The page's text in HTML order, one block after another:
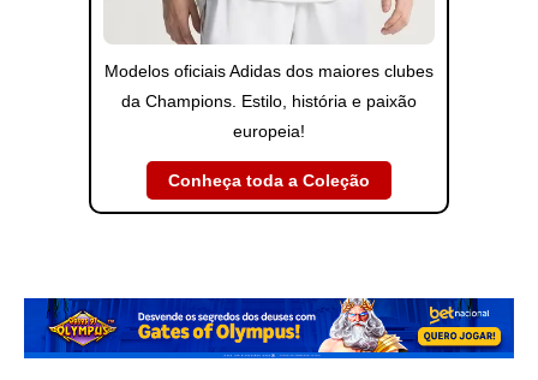
Modelos oficiais Adidas dos maiores clubes
da Champions. Estilo, história e paixão
europeia!
Conheça toda a Coleção